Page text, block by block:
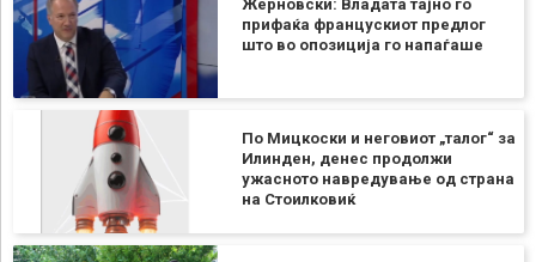
Жерновски: Владата тајно го
прифаќа францускиот предлог
што во опозиција го напаѓаше
По Мицкоски и неговиот „талог“ за
Илинден, денес продолжи
ужасното навредување од страна
на Стоилковиќ